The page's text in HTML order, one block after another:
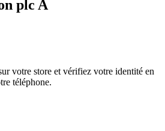
plc A
votre store et vérifiez votre identité en
téléphone.